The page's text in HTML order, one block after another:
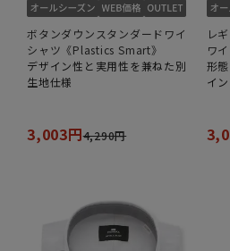
ボタンダウンスタンダードワイ
シャツ《Plastics Smart》
デザイン性と実用性を兼ねた別
生地仕様
3,003円4,290円
レ
ワ
形
イ